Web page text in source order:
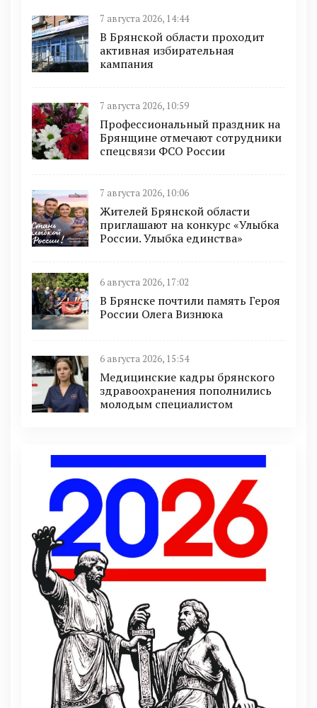
7 августа 2026, 14:44
В Брянской области проходит
активная избирательная
кампания
7 августа 2026, 10:59
Профессиональный праздник на
Брянщине отмечают сотрудники
спецсвязи ФСО России
7 августа 2026, 10:06
Жителей Брянской области
приглашают на конкурс «Улыбка
России. Улыбка единства»
6 августа 2026, 17:02
В Брянске почтили память Героя
России Олега Визнюка
6 августа 2026, 15:54
Медицинские кадры брянского
здравоохранения пополнились
молодым специалистом